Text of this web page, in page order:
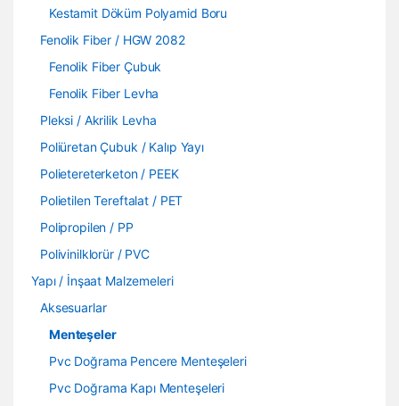
Kestamit Döküm Polyamid Boru
Fenolik Fiber / HGW 2082
Fenolik Fiber Çubuk
Fenolik Fiber Levha
Pleksi / Akrilik Levha
Poliüretan Çubuk / Kalıp Yayı
Polietereterketon / PEEK
Polietilen Tereftalat / PET
Polipropilen / PP
Polivinilklorür / PVC
Yapı / İnşaat Malzemeleri
Aksesuarlar
Menteşeler
Pvc Doğrama Pencere Menteşeleri
Pvc Doğrama Kapı Menteşeleri